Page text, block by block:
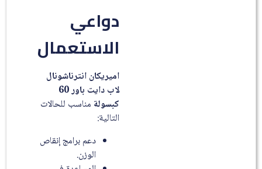
دواعي
الاستعمال
اميريكان انترناشونال
لاب دايت باور 60
كبسولةمناسب للحالات
التالية:
دعم برامج إنقاص
الوزن.